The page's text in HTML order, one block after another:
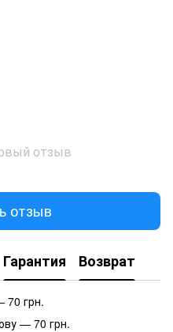
отзыв
отзыв
Гарантия Возврат
70 грн.
— 70 грн.